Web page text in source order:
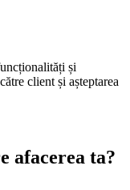
și
client și așteptarea
afacerea ta?